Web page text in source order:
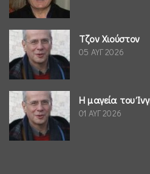
Τζον Χιούστον
05 ΑΥΓ 2026
Η μαγεία του
01 ΑΥΓ 2026